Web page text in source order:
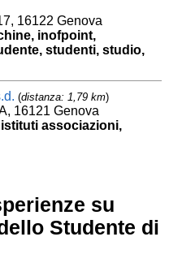
16122 Genova
inofpoint,
studenti, studio,
(distanza: 1,79 km)
16121 Genova
associazioni,
su
Studente di